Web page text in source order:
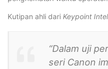
Kutipan ahli dari Keypoint
“Dalam uji
seri Canon